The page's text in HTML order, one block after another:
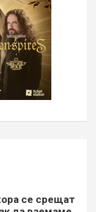
се срещат